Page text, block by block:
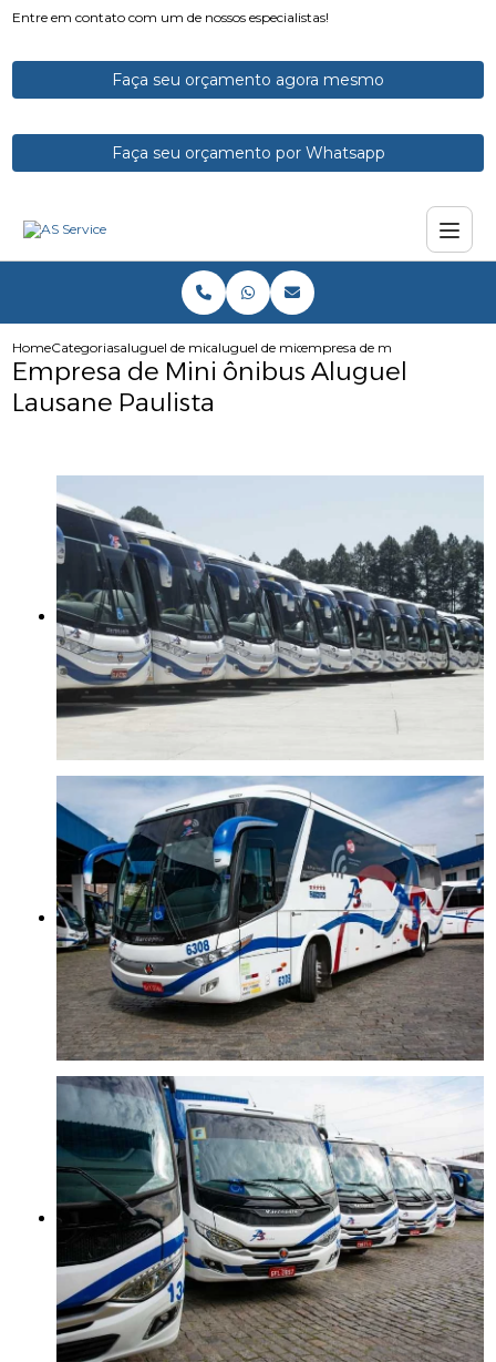
Entre em contato com um de nossos especialistas!
Faça seu orçamento agora mesmo
Faça seu orçamento por Whatsapp
HomeCategoriasaluguel de micro onibusaluguel de microonibusempresa de mini onibus
Empresa de Mini ônibus Aluguel
Lausane Paulista